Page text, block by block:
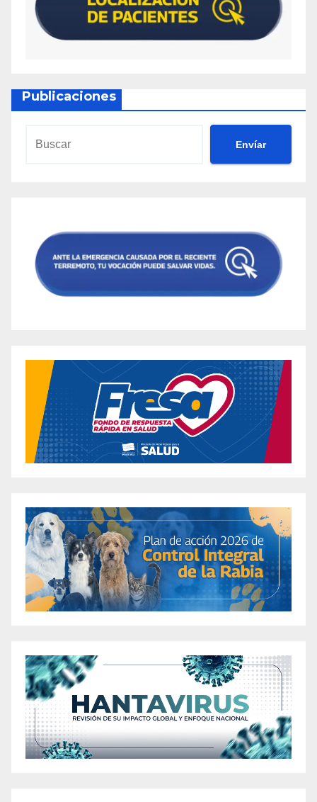
Publicaciones
Envíar